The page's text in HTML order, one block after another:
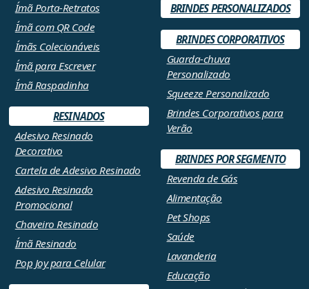
Ímã Porta-Retratos
Ímã com QR Code
Ímãs Colecionáveis
Ímã para Escrever
Ímã Raspadinha
RESINADOS
Adesivo Resinado
Decorativo
Cartela de Adesivo Resinado
Adesivo Resinado
Promocional
Chaveiro Resinado
Ímã Resinado
Pop Joy para Celular
BRINDES PERSONALIZADOS
BRINDES CORPORATIVOS
Guarda-chuva
Personalizado
Squeeze Personalizado
Brindes Corporativos para
Verão
BRINDES POR SEGMENTO
Revenda de Gás
Alimentação
Pet Shops
Saúde
Lavanderia
Educação